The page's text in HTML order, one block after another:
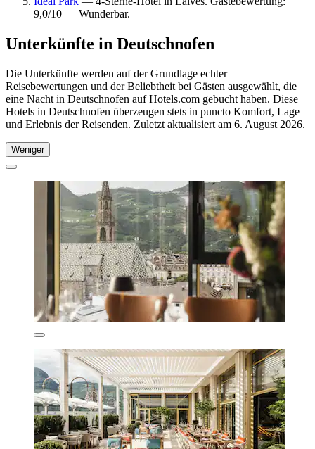
9,0/10 — Wunderbar.
Unterkünfte in Deutschnofen
Die Unterkünfte werden auf der Grundlage echter
Reisebewertungen und der Beliebtheit bei Gästen ausgewählt, die
eine Nacht in Deutschnofen auf Hotels.com gebucht haben. Diese
Hotels in Deutschnofen überzeugen stets in puncto Komfort, Lage
und Erlebnis der Reisenden. Zuletzt aktualisiert am 6. August 2026.
Weniger